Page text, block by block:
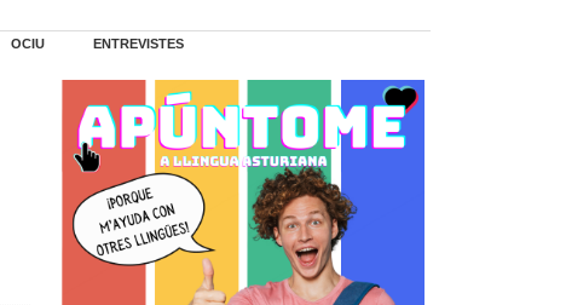
OCIU ENTREVISTES